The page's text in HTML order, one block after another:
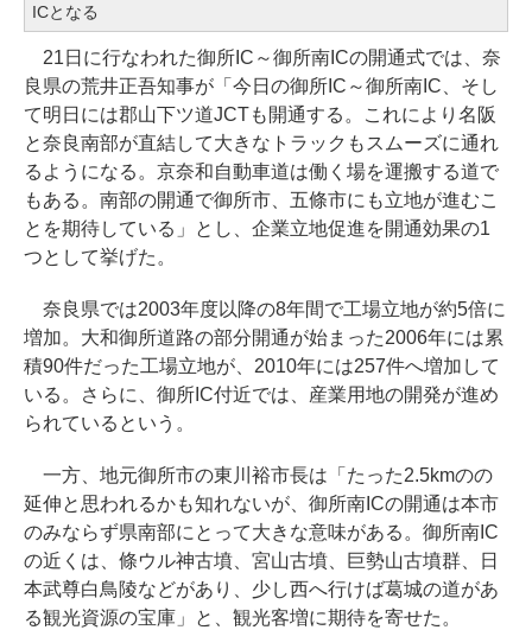
ICとなる
21日に行なわれた御所IC～御所南ICの開通式では、奈
良県の荒井正吾知事が「今日の御所IC～御所南IC、そし
て明日には郡山下ツ道JCTも開通する。これにより名阪
と奈良南部が直結して大きなトラックもスムーズに通れ
るようになる。京奈和自動車道は働く場を運搬する道で
もある。南部の開通で御所市、五條市にも立地が進むこ
とを期待している」とし、企業立地促進を開通効果の1
つとして挙げた。
奈良県では2003年度以降の8年間で工場立地が約5倍に
増加。大和御所道路の部分開通が始まった2006年には累
積90件だった工場立地が、2010年には257件へ増加して
いる。さらに、御所IC付近では、産業用地の開発が進め
られているという。
一方、地元御所市の東川裕市長は「たった2.5kmのの
延伸と思われるかも知れないが、御所南ICの開通は本市
のみならず県南部にとって大きな意味がある。御所南IC
の近くは、條ウル神古墳、宮山古墳、巨勢山古墳群、日
本武尊白鳥陵などがあり、少し西へ行けば葛城の道があ
る観光資源の宝庫」と、観光客増に期待を寄せた。